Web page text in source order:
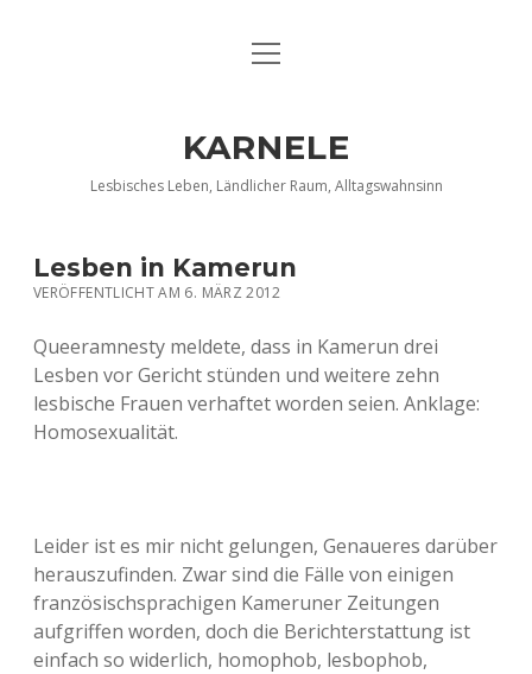
DATENSCHUTZERKLÄRUNG
Menü
KARNELE
Lesbisches Leben, Ländlicher Raum, Alltagswahnsinn
Lesben in Kamerun
VERÖFFENTLICHT AM 6. MÄRZ 2012
Queeramnesty meldete, dass in Kamerun drei
Lesben vor Gericht stünden und weitere zehn
lesbische Frauen verhaftet worden seien. Anklage:
Homosexualität.
Leider ist es mir nicht gelungen, Genaueres darüber
herauszufinden. Zwar sind die Fälle von einigen
französischsprachigen Kameruner Zeitungen
aufgriffen worden, doch die Berichterstattung ist
einfach so widerlich, homophob, lesbophob,